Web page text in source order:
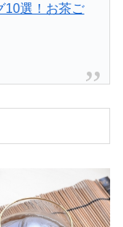
10選！お茶ご